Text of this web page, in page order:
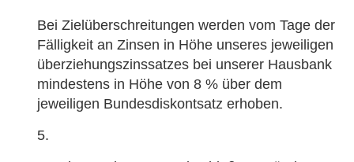
Bei Zielüberschreitungen werden vom Tage der
Fälligkeit an Zinsen in Höhe unseres jeweiligen
überziehungszinssatzes bei unserer Hausbank
mindestens in Höhe von 8 % über dem
jeweiligen Bundesdiskontsatz erhoben.